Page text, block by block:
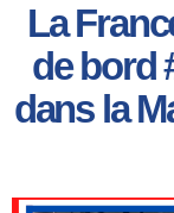
La
de bord
dans la